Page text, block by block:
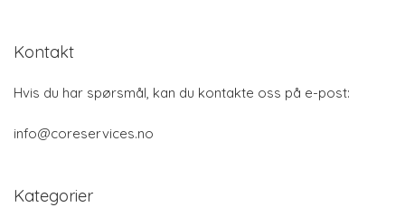
Kontakt
Hvis du har spørsmål, kan du kontakte oss på e-post:
info@coreservices.no
Kategorier